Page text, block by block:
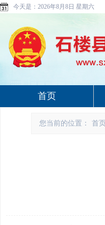
今天是： 2026年8月8日 星期六
首页
您当前的位置： 首页